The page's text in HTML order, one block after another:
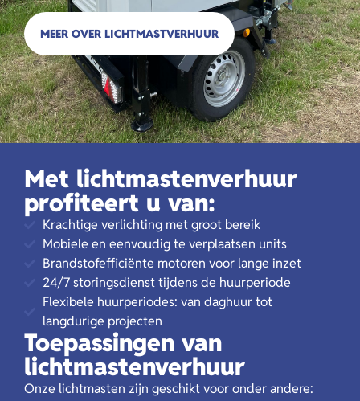
MEER OVER LICHTMASTVERHUUR
Met lichtmastenverhuur
profiteert u van:
Krachtige verlichting met groot bereik
Mobiele en eenvoudig te verplaatsen units
Brandstofefficiënte motoren voor lange inzet
24/7 storingsdienst tijdens de huurperiode
Flexibele huurperiodes: van daghuur tot
langdurige projecten
Toepassingen van
lichtmastenverhuur
Onze lichtmasten zijn geschikt voor onder andere: